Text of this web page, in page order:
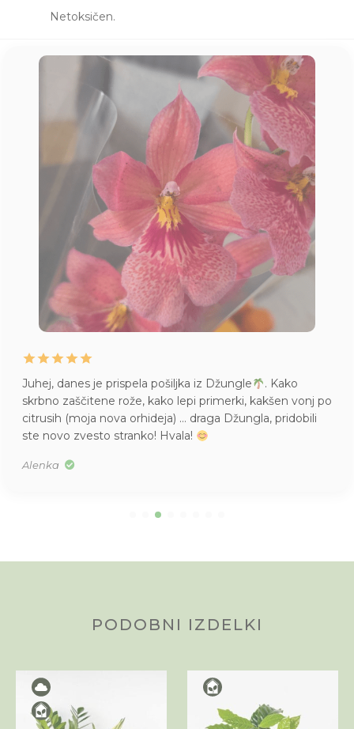
Netoksičen.
Juhej, danes je prispela pošiljka iz Džungle
. Kako
skrbno zaščitene rože, kako lepi primerki, kakšen vonj po
citrusih (moja nova orhideja) … draga Džungla, pridobili
ste novo zvesto stranko! Hvala!
Alenka
PODOBNI IZDELKI